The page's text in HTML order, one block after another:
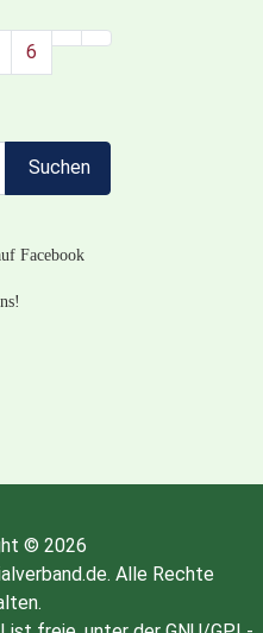
6
Suchen
Facebook
© 2026
Alle Rechte